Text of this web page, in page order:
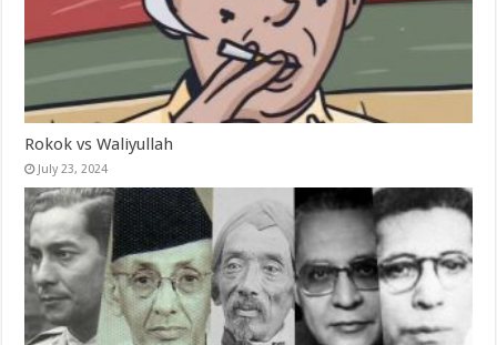
Rokok vs Waliyullah
July 23, 2024